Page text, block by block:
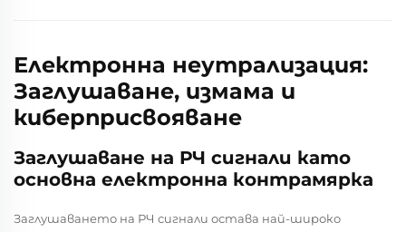
Електронна неутрализация:
Заглушаване, измама и
киберприсвояване
Заглушаване на РЧ сигнали като
основна електронна контрамярка
Заглушаването на РЧ сигнали остава най-широко